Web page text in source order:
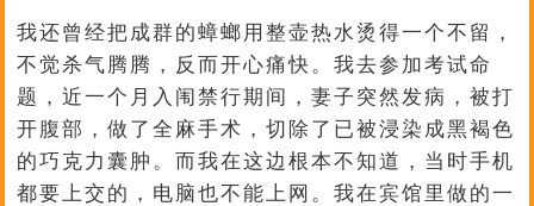
我还曾经把成群的蟑螂用整壶热水烫得一个不留，
不觉杀气腾腾，反而开心痛快。我去参加考试命
题，近一个月入闱禁行期间，妻子突然发病，被打
开腹部，做了全麻手术，切除了已被浸染成黑褐色
的巧克力囊肿。而我在这边根本不知道，当时手机
都要上交的，电脑也不能上网。我在宾馆里做的一